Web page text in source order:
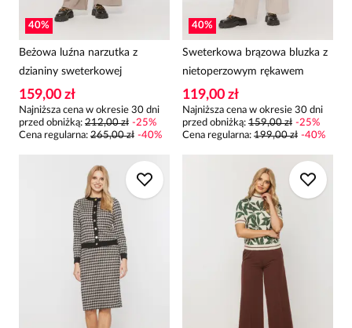
40%
Beżowa luźna narzutka z
dzianiny sweterkowej
159,00 zł
Najniższa cena w okresie 30 dni
przed obniżką: 212,00 zł -25%
Cena regularna: 265,00 zł -40%
40%
Sweterkowa brązowa bluzka z
nietoperzowym rękawem
119,00 zł
Najniższa cena w okresie 30 dni
przed obniżką: 159,00 zł -25%
Cena regularna: 199,00 zł -40%